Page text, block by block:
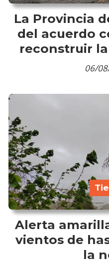
La Provincia
del acuerdo
reconstruir
06/
Alerta
vientos de
la